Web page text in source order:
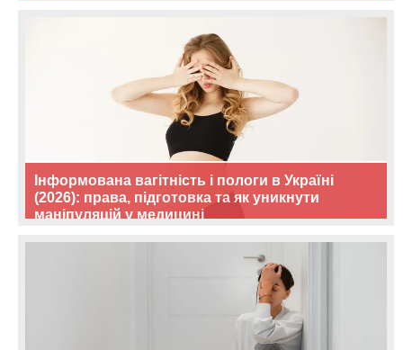
Інформована вагітність і пологи в Україні
(2026): права, підготовка та як уникнути
маніпуляцій у медицині